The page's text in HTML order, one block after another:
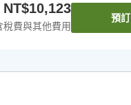
NT$10,123
稅費與其他費用
預訂